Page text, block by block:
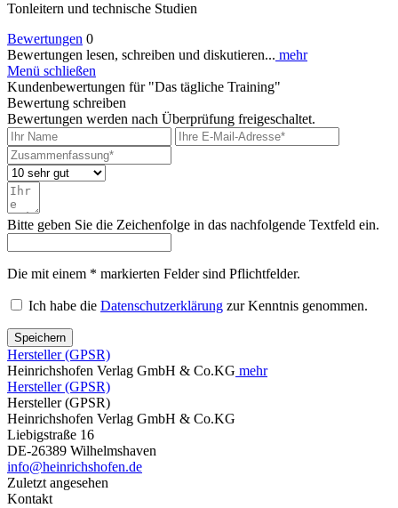
Tonleitern und technische Studien
Bewertungen 0
Bewertungen lesen, schreiben und diskutieren... mehr
Menü schließen
Kundenbewertungen für "Das tägliche Training"
Bewertung schreiben
Bewertungen werden nach Überprüfung freigeschaltet.
Bitte geben Sie die Zeichenfolge in das nachfolgende Textfeld ein.
Die mit einem * markierten Felder sind Pflichtfelder.
Ich habe die Datenschutzerklärung zur Kenntnis genommen.
Speichern
Hersteller (GPSR)
Heinrichshofen Verlag GmbH & Co.KG mehr
Hersteller (GPSR)
Hersteller (GPSR)
Heinrichshofen Verlag GmbH & Co.KG
Liebigstraße 16
DE-26389 Wilhelmshaven
info@heinrichshofen.de
Zuletzt angesehen
Kontakt